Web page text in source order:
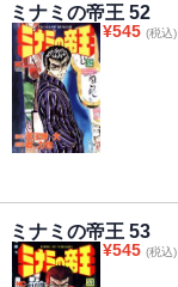
ミナミの帝王 52
¥545 (税込)
ミナミの帝王 53
¥545 (税込)